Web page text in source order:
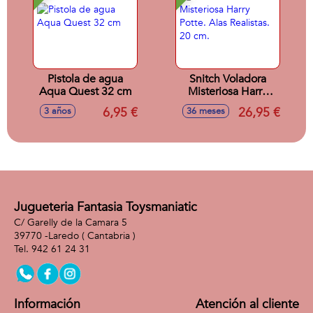
Pistola de agua
Aqua Quest 32 cm
3 años 6,95 €
Snitch Voladora
Misteriosa Harry
Potte. Alas
Realistas. 20 cm.
36 meses 26,95 €
Jugueteria Fantasia Toysmaniatic
C/ Garelly de la Camara 5
39770 -Laredo ( Cantabria )
942 61 24 31
Información Atención al cliente